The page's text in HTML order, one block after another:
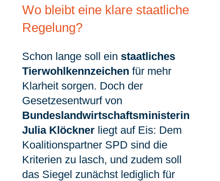
Wo bleibt eine klare staatliche
Regelung?
Schon lange soll ein staatliches
Tierwohlkennzeichen für mehr
Klarheit sorgen. Doch der
Gesetzesentwurf von
Bundeslandwirtschaftsministerin
Julia Klöcknerliegt auf Eis: Dem
Koalitionspartner SPD sind die
Kriterien zu lasch, und zudem soll
das Siegel zunächst lediglich für